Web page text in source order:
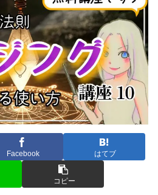
Facebook はてブ
コピー